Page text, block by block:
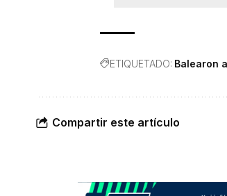
ETIQUETADO: Balearon
Compartir este artículo